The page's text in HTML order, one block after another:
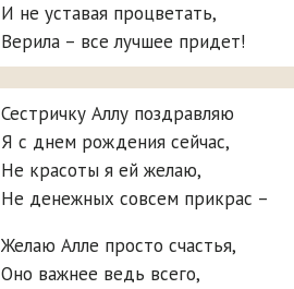
И не уставая процветать,
Верила – все лучшее придет!
Сестричку Аллу поздравляю
Я с днем рождения сейчас,
Не красоты я ей желаю,
Не денежных совсем прикрас –
Желаю Алле просто счастья,
Оно важнее ведь всего,